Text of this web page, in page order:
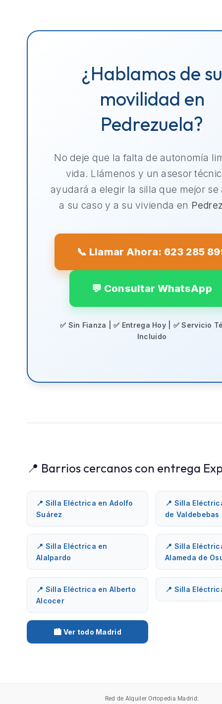
¿Hablamos de su
movilidad en
Pedrezuela?
No deje que la falta de autonomía
vida. Llámenos y un asesor
ayudará a elegir la silla que mejor se
a su caso y a su vivienda en
📞 Llamar Ahora: 623 285
💬 Consultar WhatsApp
✅ Sin Fianza | ✅ Entrega Hoy | ✅ Servicio
Incluido
📍 Barrios cercanos con entrega
📍 Silla Eléctrica en Adolfo
Suárez
📍 Silla
de Valdebebas
📍 Silla Eléctrica en
Alalpardo
📍 Silla
Alameda de
📍 Silla Eléctrica en Alberto
Alcocer
📍 Silla
🏙️ Ver todo Madrid
Red de Alquiler Ortopedia Madrid: